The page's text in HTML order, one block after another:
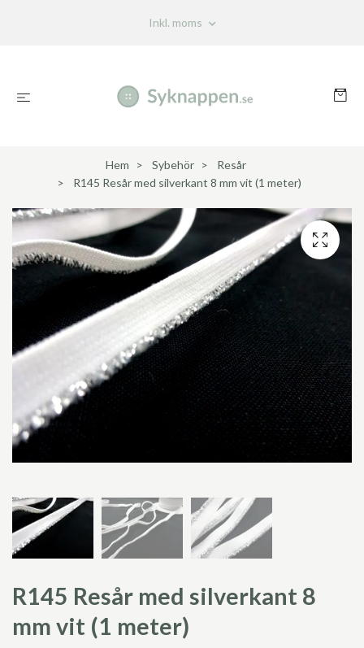
Inkl. moms
Hem Sybehör
Resår
R145 Resår med silverkant 8 mm vit (1 meter)
R145 Resår med silverkant 8
mm vit (1 meter)